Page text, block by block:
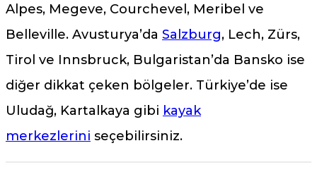
Alpes, Megeve, Courchevel, Meribel ve
Belleville. Avusturya’da Salzburg, Lech, Zürs,
Tirol ve Innsbruck, Bulgaristan’da Bansko ise
diğer dikkat çeken bölgeler. Türkiye’de ise
Uludağ, Kartalkaya gibi kayak
merkezlerini seçebilirsiniz.